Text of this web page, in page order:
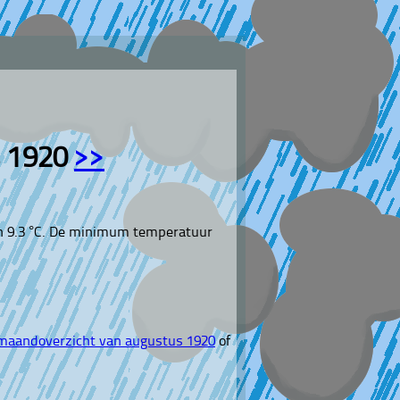
1920>>
9.3 °C. De minimum temperatuur
van augustus 1920of